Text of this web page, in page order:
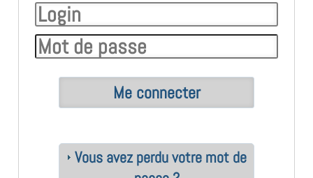
Vous avez perdu votre mot de